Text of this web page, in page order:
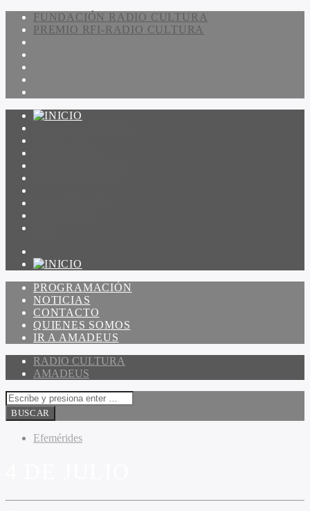
FUNDACIÓN RADIO CULTURA
PREMIO RFI-RADIO CULTURA
PROGRAMACIÓN
NOTICIAS
CONTACTO
QUIENES SOMOS
IR A AMADEUS
RADIO CULTURA
AMADEUS
Efemérides